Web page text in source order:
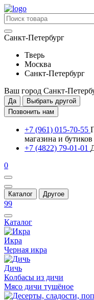
Санкт-Петербург
Тверь
Москва
Санкт-Петербург
Ваш город Санкт-
Да
Выбрать другой
Позвонить нам
+7 (961) 015-70-55
магазина и бутиков
+7 (4822) 79-01-01
0
Каталог Другое
99
Каталог
Икра
Черная икра
Дичь
Колбасы из дичи
Мясо дичи тушёное